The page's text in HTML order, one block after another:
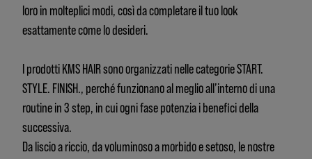
loro in molteplici modi, così da completare il tuo look
esattamente come lo desideri.
I prodotti KMS HAIR sono organizzati nelle categorie START.
STYLE. FINISH., perché funzionano al meglio all’interno di una
routine in 3 step, in cui ogni fase potenzia i benefici della
successiva.
Da liscio a riccio, da voluminoso a morbido e setoso, le nostre